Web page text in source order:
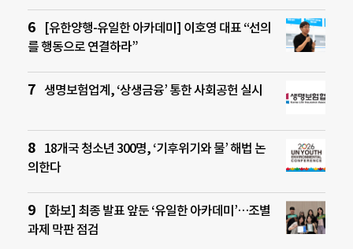
[유한양행-유일한 아카데미] 이호영 대표 “선의
를 행동으로 연결하라”
생명보험업계, ‘상생금융’ 통한 사회공헌 실시
18개국 청소년 300명, ‘기후위기와 물’ 해법 논
의한다
[화보] 최종 발표 앞둔 ‘유일한 아카데미’…조별
과제 막판 점검